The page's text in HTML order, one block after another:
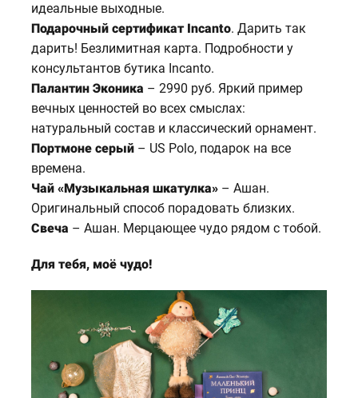
идеальные выходные.
Подарочный сертификат Incanto. Дарить так
дарить! Безлимитная карта. Подробности у
консультантов бутика Incanto.
Палантин Эконика – 2990 руб. Яркий пример
вечных ценностей во всех смыслах:
натуральный состав и классический орнамент.
Портмоне серый– US Polo, подарок на все
времена.
Чай «Музыкальная шкатулка»– Ашан.
Оригинальный способ порадовать близких.
Свеча – Ашан. Мерцающее чудо рядом с тобой.
Для тебя, моё чудо!